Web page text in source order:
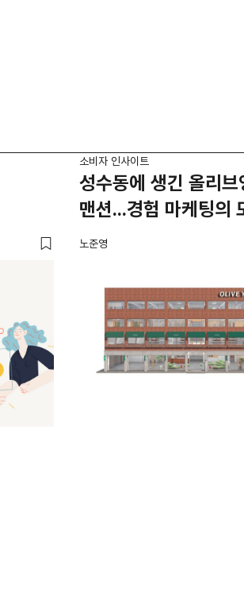
소비자 인사이트
성수동에 생긴 올리브
맨션...경험 마케팅의
노준영